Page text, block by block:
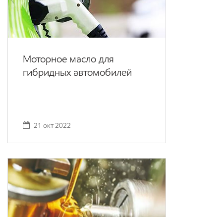
Моторное масло для
гибридных автомобилей
21 окт 2022